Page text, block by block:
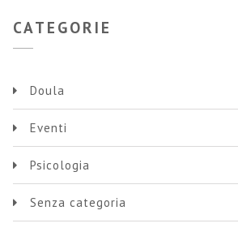
CATEGORIE
Doula
Eventi
Psicologia
Senza categoria